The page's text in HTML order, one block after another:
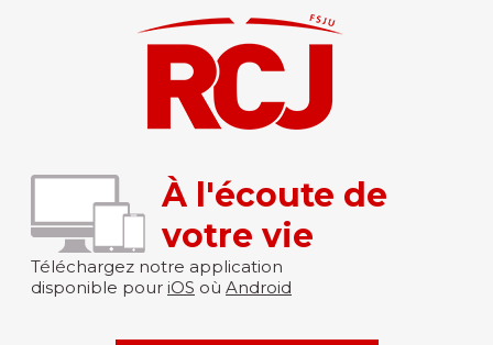
À l'écoute de
votre vie
Téléchargez notre application
disponible pour iOS où Android